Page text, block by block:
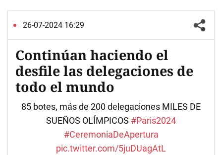
26-07-2024 16:29
Continúan haciendo el
desfile las delegaciones de
todo el mundo
85 botes, más de 200 delegaciones MILES DE
SUEÑOS OLÍMPICOS #Paris2024
#CeremoniaDeApertura
pic.twitter.com/5juDUagAtL